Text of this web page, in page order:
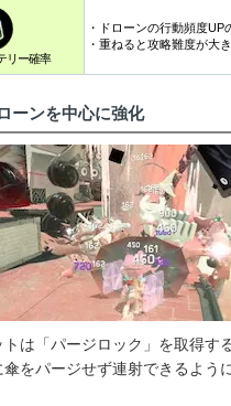
リー確率
・ドローンの行動頻度UP
・重ねると攻略難度が大
ーンを中心に強化
は「パージロック」を取得す
をパージせず連射できるよう